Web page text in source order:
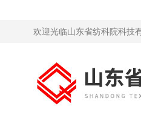
欢迎光临山东省纺科院科技